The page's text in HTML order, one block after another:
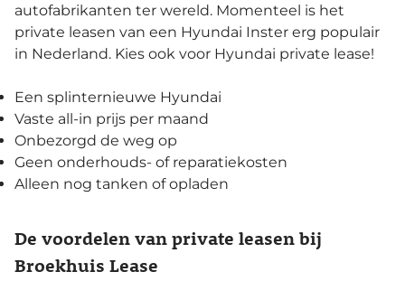
autofabrikanten ter wereld. Momenteel is het
private leasen van een Hyundai Inster erg populair
in Nederland. Kies ook voor Hyundai private lease!
Een splinternieuwe Hyundai
Vaste all-in prijs per maand
Onbezorgd de weg op
Geen onderhouds- of reparatiekosten
Alleen nog tanken of opladen
De voordelen van private leasen bij
Broekhuis Lease